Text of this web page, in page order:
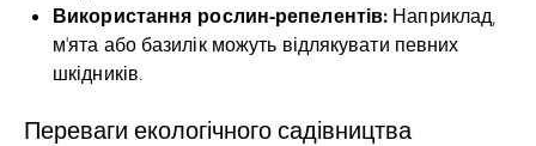
Використання рослин-репелентів: Наприклад,
м’ята або базилік можуть відлякувати певних
шкідників.
Переваги екологічного садівництва